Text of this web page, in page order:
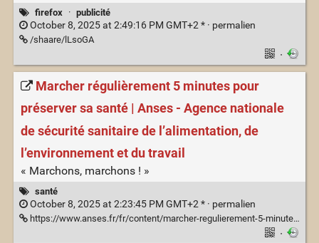
firefox · publicité
October 8, 2025 at 2:49:16 PM GMT+2 * · permalien
/shaare/lLsoGA
·
Marcher régulièrement 5 minutes pour
préserver sa santé | Anses - Agence nationale
de sécurité sanitaire de l’alimentation, de
l’environnement et du travail
« Marchons, marchons ! »
santé
October 8, 2025 at 2:23:45 PM GMT+2 * · permalien
https://www.anses.fr/fr/content/marcher-regulierement-5-minutes-pour-preserver-sa-sante
·